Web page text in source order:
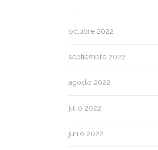
octubre 2022
septiembre 2022
agosto 2022
julio 2022
junio 2022